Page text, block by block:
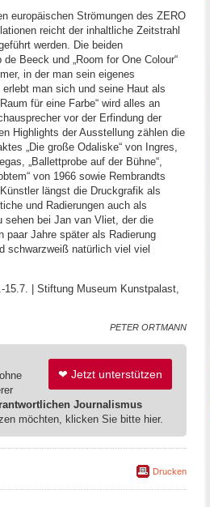
europäischen Strömungen des ZERO
reicht der inhaltliche Zeitstrahl
werden. Die beiden
de Beeck und „Room for One Colour“
in der man sein eigenes
man sich und seine Haut als
für eine Farbe“ wird alles an
vor der Erfindung der
Highlights der Ausstellung zählen die
„Die große Odaliske“ von Ingres,
„Ballettprobe auf der Bühne“,
von 1966 sowie Rembrandts
längst die Druckgrafik als
und Radierungen auch als
sehen bei Jan van Vliet, der die
paar Jahre später als Radierung
schwarzweiß natürlich viel viel
15.7. | Stiftung Museum Kunstpalast,
PETER ORTMANN
❤ Jetzt unterstützen
Journalismus
möchten, klicken Sie bitte hier.
Drucken